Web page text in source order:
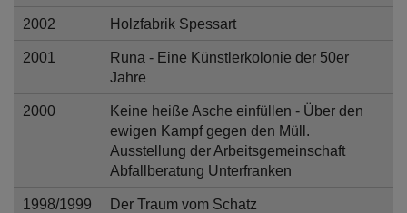
2002 Holzfabrik Spessart
2001
Runa - Eine Künstlerkolonie der 50er
Jahre
2000
Keine heiße Asche einfüllen - Über den
ewigen Kampf gegen den Müll.
Ausstellung der Arbeitsgemeinschaft
Abfallberatung Unterfranken
1998/1999 Der Traum vom Schatz